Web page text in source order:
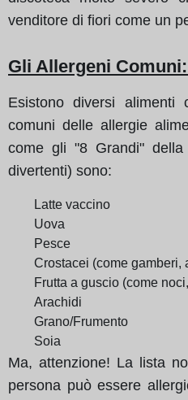
venditore di fiori come un
Gli Allergeni Comuni
Esistono diversi
comuni delle allergie
come gli "8 Grandi"
divertenti) sono:
Latte vaccino
Uova
Pesce
Crostacei (come gamberi,
Frutta a guscio (come
Arachidi
Grano/Frumento
Soia
Ma, attenzione! La lista
persona può essere